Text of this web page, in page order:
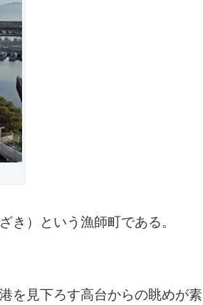
き）という漁師町である。
を見下ろす高台からの眺めが素